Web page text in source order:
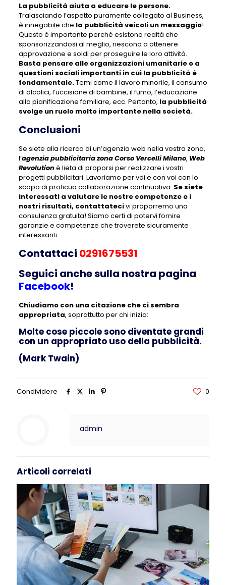
La pubblicità aiuta a educare le persone.
Tralasciando l’aspetto puramente collegato al Business,
è innegabile che la pubblicità veicoli un messaggio!
Questo è importante perchè esistono realtà che
sponsorizzandosi al meglio, riescono a ottenere
approvazione e soldi per proseguire le loro attività.
Basta pensare alle organizzazioni umanitarie o a
questioni sociali importanti in cui la pubblicità è
fondamentale.Temi come il lavoro minorile, il consumo
di alcolici, l’uccisione di bambine, il fumo, l’educazione
alla pianificazione familiare, ecc. Pertanto, la pubblicità
svolge un ruolo molto importante nella società.
Conclusioni
Se siete alla ricerca di un’agenzia web nella vostra zona,
l’agenzia pubblicitaria zona Corso Vercelli Milano, Web
Revolutionè lieta di proporsi per realizzare i vostri
progetti pubblicitari. Lavoriamo per voi e con voi con lo
scopo di proficua collaborazione continuativa. Se siete
interessati a valutare le nostre competenze e i
nostri risultati, contattatecivi proporremo una
consulenza gratuita! Siamo certi di potervi fornire
garanzie e competenze che troverete sicuramente
interessanti.
Contattaci 0291675531
Seguici anche sulla nostra pagina
Facebook!
Chiudiamo con una citazione che ci sembra
appropriata, soprattutto per chi inizia:
Molte cose piccole sono diventate grandi
con un appropriato uso della pubblicità.
(Mark Twain)
Condividere 0
admin
Articoli correlati